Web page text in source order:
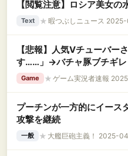
【閲覧注意】ロシア美女
Text ★ 暇つぶしニュース
【悲報】人気Vチューバー
す……」→バチャ豚ブチギレ
Game ★ ゲーム実況者速報
プーチンが一方的にイース
攻撃を継続
一般 ★ 大艦巨砲主義！ 2025-